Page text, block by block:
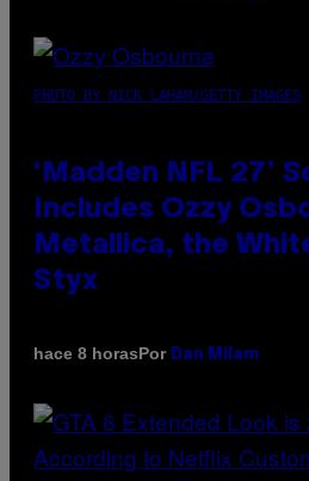
PHOTO BY NICK LAHAM/GETTY IMAGES
‘Madden NFL 27’
Includes Ozzy
Metallica, the
Styx
hace 8 horasPor Dan Milam